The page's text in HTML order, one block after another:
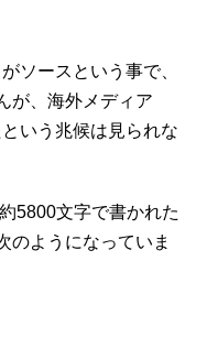
ソースという事で、
が、海外メディア
いう兆候は見られな
5800文字で書かれた
のようになっていま